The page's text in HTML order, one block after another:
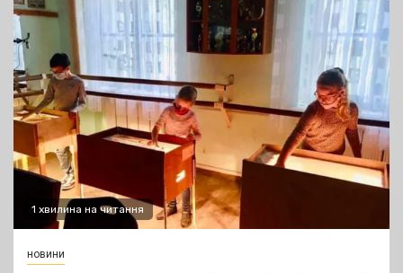
1 хвилина на читання
новини